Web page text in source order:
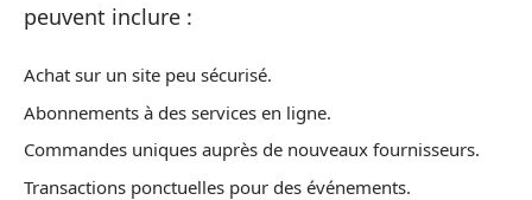
peuvent inclure :
Achat sur un site peu sécurisé.
Abonnements à des services en ligne.
Commandes uniques auprès de nouveaux fournisseurs.
Transactions ponctuelles pour des événements.